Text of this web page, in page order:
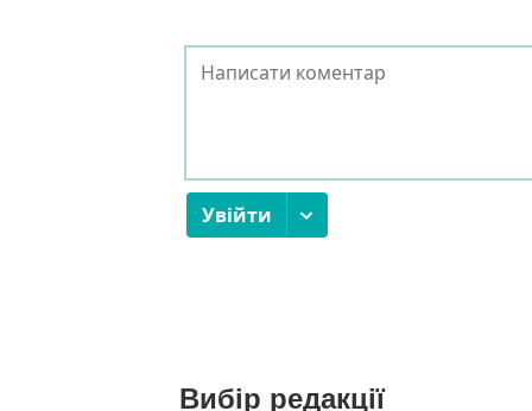
Вибір редакції